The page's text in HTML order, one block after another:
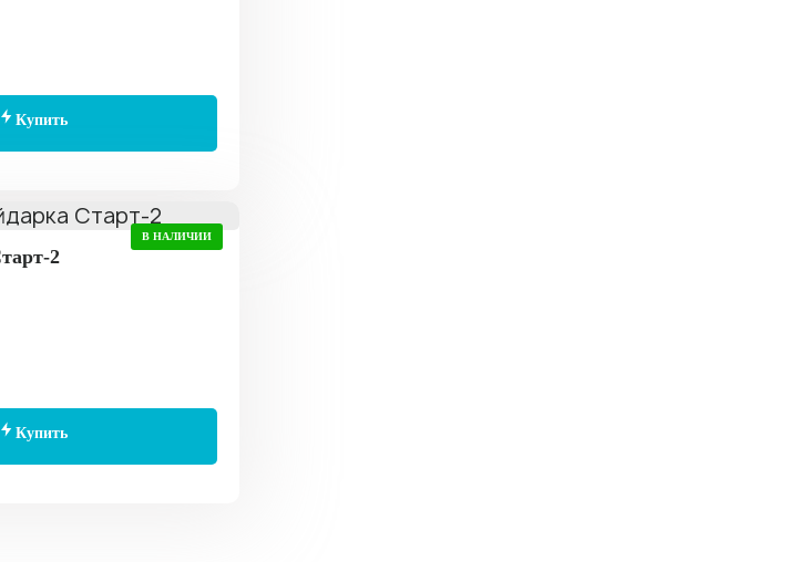
Купить
В НАЛИЧИИ
2
Купить